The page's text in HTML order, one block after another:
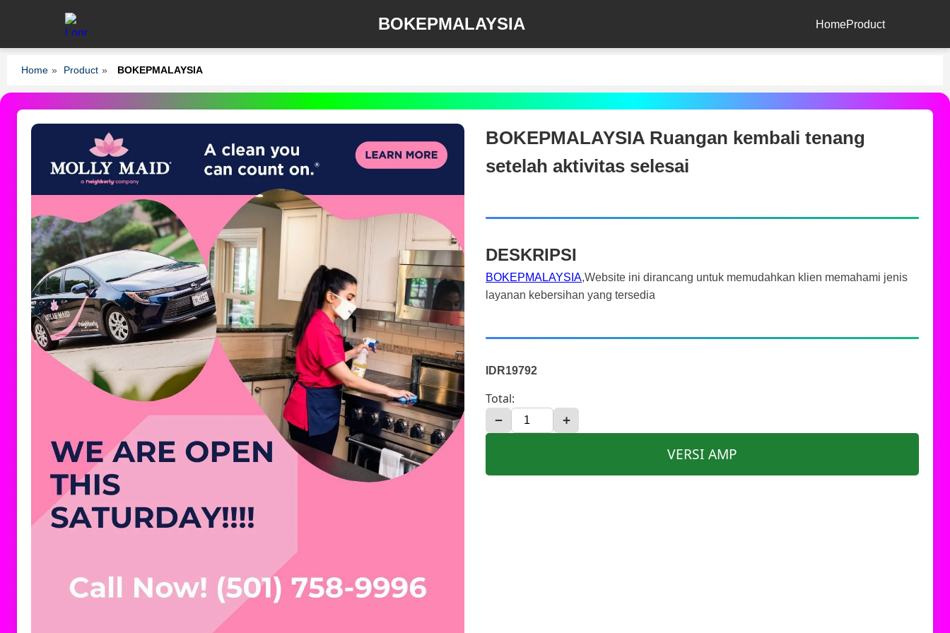
BOKEPMALAYSIA HomeProduct
Home » Product » BOKEPMALAYSIA
BOKEPMALAYSIA Ruangan kembali tenang
setelah aktivitas selesai
DESKRIPSI
BOKEPMALAYSIA,Website ini dirancang untuk memudahkan klien memahami jenis
layanan kebersihan yang tersedia
IDR19792
Total:
− +
VERSI AMP